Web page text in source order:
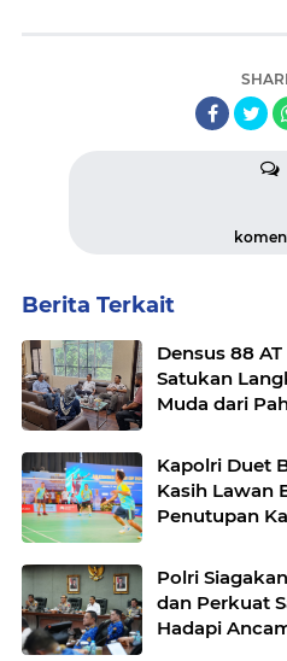
Berita Terkait
Densus 88
Satukan
Muda dari
Kapolri Duet
Kasih Lawan
Penutupan
Polri
dan Perkuat
Hadapi